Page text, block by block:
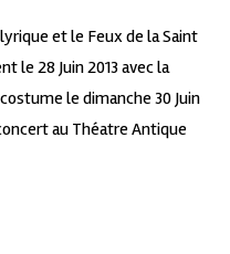
et le Feux de la Saint
le 28 Juin 2013 avec la
le dimanche 30 Juin
au Théatre Antique